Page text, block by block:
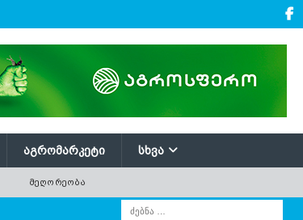
ᲐᲒᲠᲝᲛᲐᲠᲙᲔᲢᲘ ᲡᲮᲕᲐ
ᲛᲔᲦᲝᲠᲔᲝᲑᲐ